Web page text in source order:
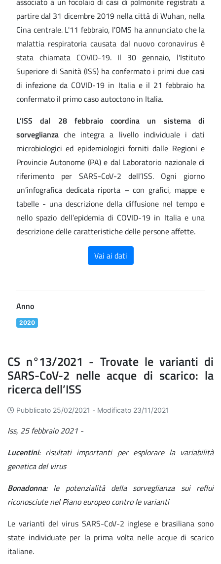
partire dal 31 dicembre 2019 nella città di Wuhan, nella
Cina centrale. L'11 febbraio, l'OMS ha annunciato che la
malattia respiratoria causata dal nuovo coronavirus è
stata chiamata COVID-19. Il 30 gennaio, l'Istituto
Superiore di Sanità (ISS) ha confermato i primi due casi
di infezione da COVID-19 in Italia e il 21 febbraio ha
confermato il primo caso autoctono in Italia.
L’ISS dal 28 febbraio coordina un sistema di
sorveglianza che integra a livello individuale i dati
microbiologici ed epidemiologici forniti dalle Regioni e
Provincie Autonome (PA) e dal Laboratorio nazionale di
riferimento per SARS-CoV-2 dell’ISS. Ogni giorno
un’infografica dedicata riporta – con grafici, mappe e
tabelle - una descrizione della diffusione nel tempo e
nello spazio dell’epidemia di COVID-19 in Italia e una
descrizione delle caratteristiche delle persone affette.
Vai ai dati
Anno
2020
CS n°13/2021 - Trovate le varianti di
SARS-CoV-2 nelle acque di scarico: la
ricerca dell’ISS
Pubblicato 25/02/2021 - Modificato 23/11/2021
Iss, 25 febbraio 2021 -
Lucentini: risultati importanti per esplorare la variabilità
genetica del virus
Bonadonna: le potenzialità della sorveglianza sui reflui
riconosciute nel Piano europeo contro le varianti
Le varianti del virus SARS-CoV-2 inglese e brasiliana sono
state individuate per la prima volta nelle acque di scarico
italiane.